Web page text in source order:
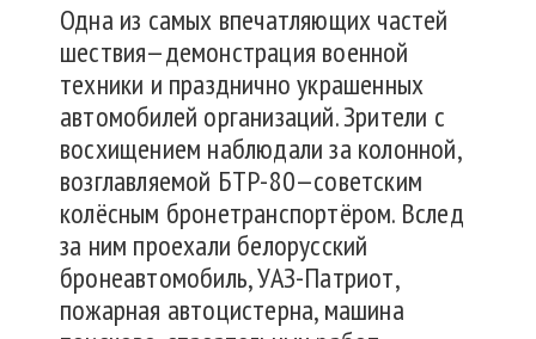
Одна из самых впечатляющих частей
шествия—демонстрация военной
техники и празднично украшенных
автомобилей организаций. Зрители с
восхищением наблюдали за колонной,
возглавляемой БТР-80—советским
колёсным бронетранспортёром. Вслед
за ним проехали белорусский
бронеавтомобиль, УАЗ-Патриот,
пожарная автоцистерна, машина